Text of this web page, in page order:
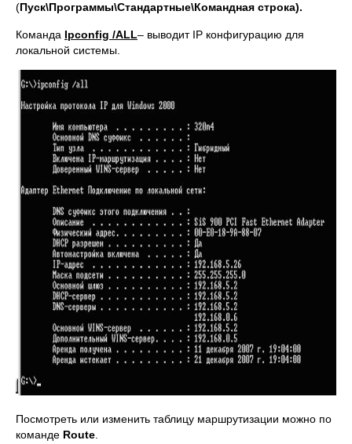
(Пуск\Программы\Стандартные\Командная строка).
Команда Ipconfig /ALL– выводит IР конфигурацию для
локальной системы.
Посмотреть или изменить таблицу маршрутизации можно по
команде Route